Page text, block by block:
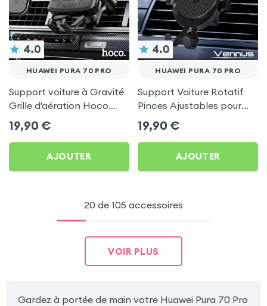
4.0
HUAWEI PURA 70 PRO
Support voiture à Gravité
Grille d'aération Hoco
Noir pour Huawei Pura 70
Pro
19,90 €
AJOUTER
4.0
HUAWEI PURA 70 PRO
Support Voiture Rotatif
Pinces Ajustables pour
Huawei Pura 70 Pro
19,90 €
AJOUTER
20 de 105 accessoires
VOIR PLUS
Gardez à portée de main votre Huawei Pura 70 Pro